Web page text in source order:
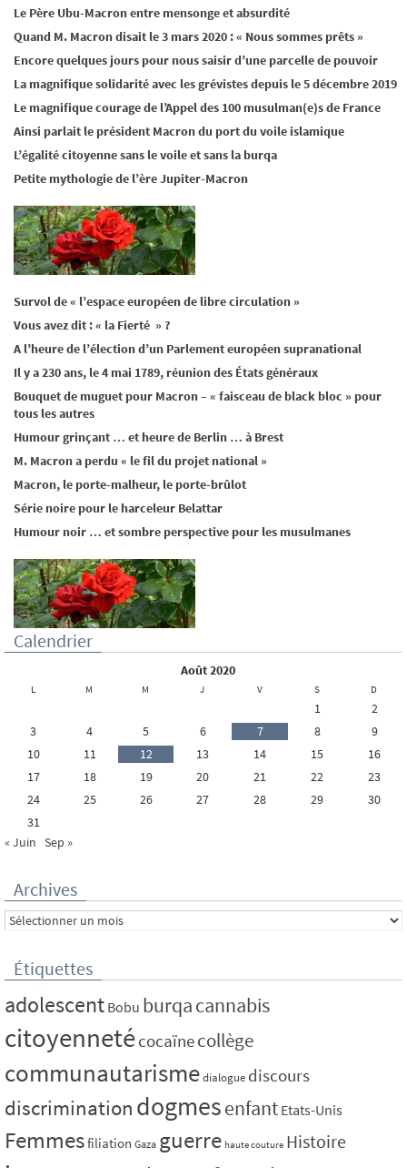
Le Père Ubu-Macron entre mensonge et absurdité
Quand M. Macron disait le 3 mars 2020 : « Nous sommes prêts »
Encore quelques jours pour nous saisir d’une parcelle de pouvoir
La magnifique solidarité avec les grévistes depuis le 5 décembre 2019
Le magnifique courage de l’Appel des 100 musulman(e)s de France
Ainsi parlait le président Macron du port du voile islamique
L’égalité citoyenne sans le voile et sans la burqa
Petite mythologie de l’ère Jupiter-Macron
Survol de « l’espace européen de libre circulation »
Vous avez dit : « la Fierté » ?
A l’heure de l’élection d’un Parlement européen supranational
Il y a 230 ans, le 4 mai 1789, réunion des États généraux
Bouquet de muguet pour Macron – « faisceau de black bloc » pour
tous les autres
Humour grinçant … et heure de Berlin … à Brest
M. Macron a perdu « le fil du projet national »
Macron, le porte-malheur, le porte-brûlot
Série noire pour le harceleur Belattar
Humour noir … et sombre perspective pour les musulmanes
Calendrier
août 2020
L M M J V S D
1
2
3
4 5 6 7 8
9
10
11 12 13 14 15
16
17
18 19 20 21 22
23
24
25 26 27 28 29
30
31
« Juin Sep »
Archives
Archives
Étiquettes
adolescent Bobu burqacannabis
citoyennetécocaïnecollège
communautarismedialogue discours
discrimination dogmesenfant Etats-Unis
Femmesfiliation Gaza guerre haute couture Histoire